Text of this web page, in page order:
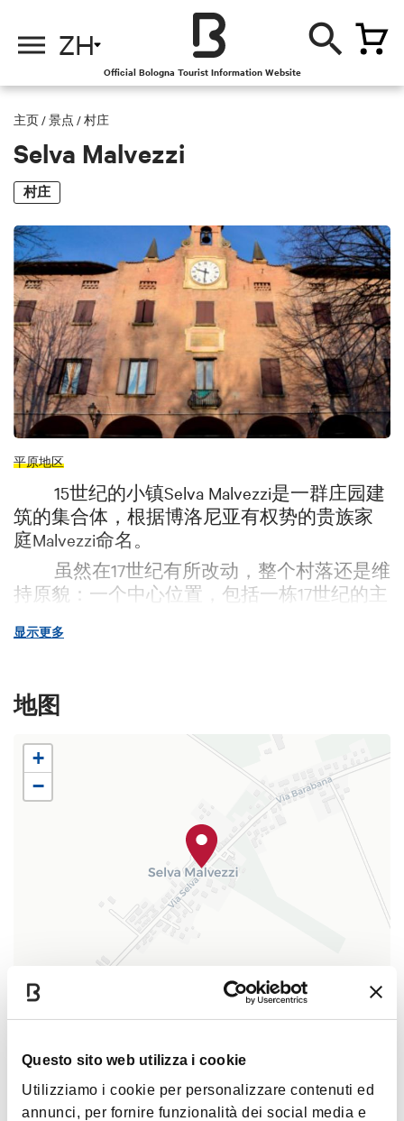
Questo sito web utilizza i cookie
Utilizziamo i cookie per personalizzare contenuti ed
annunci, per fornire funzionalità dei social media e
ZH
Official Bologna Tourist Information Website
主页 /景点 /村庄
Selva Malvezzi
村庄
平原地区
15世纪的小镇Selva Malvezzi是一群庄园建
筑的集合体，根据博洛尼亚有权势的贵族家
庭Malvezzi命名。
虽然在17世纪有所改动，整个村落还是维
持原貌：一个中心位置，包括一栋17世纪的主
的斜坡，还有地方长官的大楼、正面有钟表
小世界。一座中世纪的堡垒，部分已倒塌。
7月份时，广场上和当地的小酒馆变成
Selva in Jazz爵士音乐节的舞台。
显示更多
地图
+
−
OpenStreetMapcontributors © CARTO
Selva Malvezzi
40062 Molinella
到博洛尼亞的距離< 40 km